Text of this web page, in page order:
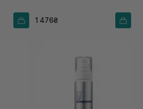
1 476₴